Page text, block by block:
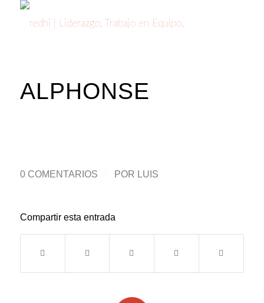
ALPHONSE
0 COMENTARIOS POR LUIS
Compartir esta entrada